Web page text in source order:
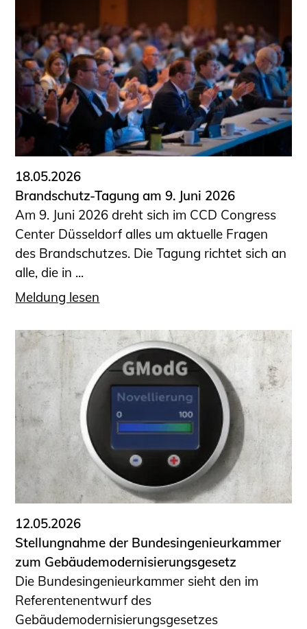
18.05.2026
Brandschutz-Tagung am 9. Juni 2026
Am 9. Juni 2026 dreht sich im CCD Congress
Center Düsseldorf alles um aktuelle Fragen
des Brandschutzes. Die Tagung richtet sich an
alle, die in ...
Meldung lesen
12.05.2026
Stellungnahme der Bundesingenieurkammer
zum Gebäudemodernisierungsgesetz
Die Bundesingenieurkammer sieht den im
Referentenentwurf des
Gebäudemodernisierungsgesetzes